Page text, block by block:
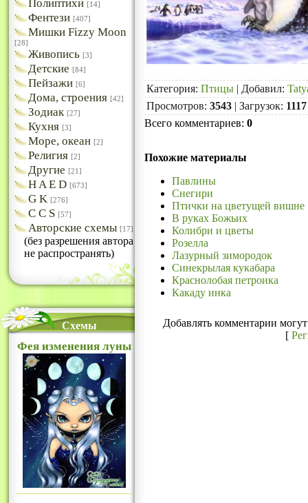
Полиптихи [14]
Фентези [407]
Мишки Fizzy Moon
[28]
Живопись [3]
Детские [84]
Пейзажи [6]
Дома, строения [42]
Зодиак [27]
Кухня [3]
Море, океан [2]
Религия [2]
Другие [21]
H A E D [673]
G K [276]
C C S [57]
Авторские схемы [17]
(без разрешения автора
не распространять)
Схемы
Фея изменения луны
Категория: Птицы | Добавил:
Просмотров: 3543 | Загрузок: 1117
Всего комментариев: 0
Похожие материалы
Павлины
Снегири
Птички на цветущей вишне
В руках Божьих
Колибри и цветы
Розелла
Лазурный зимородок
Синекрылая кукабара
Краснолобая петроика
Какаду инка
Добавлять комментарии
[